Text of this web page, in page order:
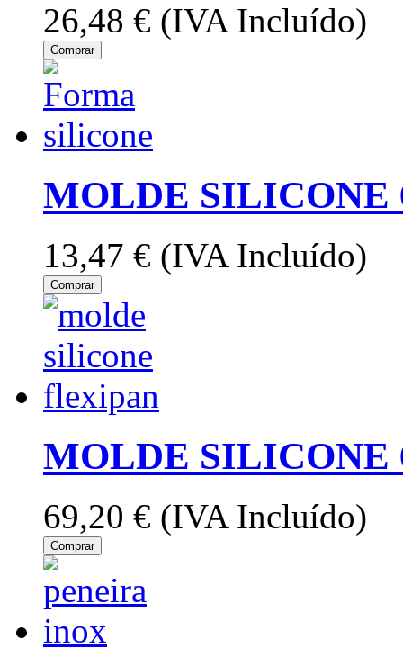
26,48 € (IVA Incluído)
Comprar
MOLDE SILICONE
13,47 € (IVA Incluído)
Comprar
MOLDE SILICONE
69,20 € (IVA Incluído)
Comprar